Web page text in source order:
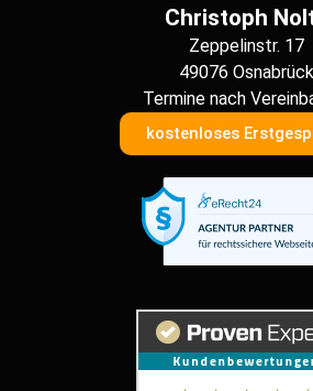
Christoph
Zeppelinstr. 17
49076 Osnabrück
Termine nach
kostenloses